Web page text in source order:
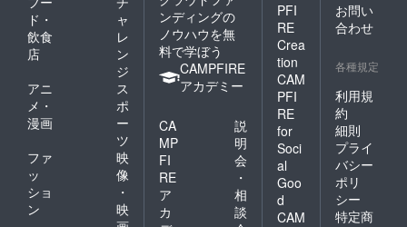
のお持
込 - 引
火・発
れのあ
のお持
込 - 店
内の破
損の恐
れのあ
る大重
容量物
のお持
込 - 会
ド・
飲食
店
ャ
レ
ン
ジ
アニ
メ・
漫画
ス
ポ
ー
ツ
ファ
ッ
ショ
ン
映
像
・
映
ンディングの
ノウハウを無
料で学ぼう
CAMPFIRE
アカデミー
CA
MP
FI
RE
ア
カ
説
明
会
・
相
談
PFI
RE
Crea
tion
CAM
PFI
RE
for
Soci
al
Goo
d
CAM
お問い
合わせ
各種規定
利用規
約
細則
プライ
バシー
ポリ
シー
特定商